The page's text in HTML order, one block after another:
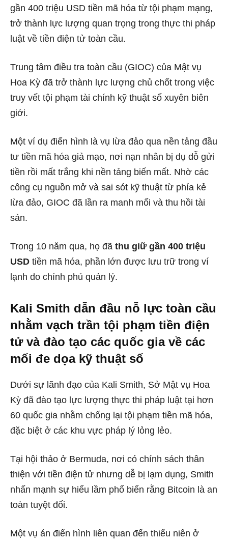
gần 400 triệu USD tiền mã hóa từ tội phạm mạng,
trở thành lực lượng quan trọng trong thực thi pháp
luật về tiền điện tử toàn cầu.
Trung tâm điều tra toàn cầu (GIOC) của Mật vụ
Hoa Kỳ đã trở thành lực lượng chủ chốt trong việc
truy vết tội phạm tài chính kỹ thuật số xuyên biên
giới.
Một ví dụ điển hình là vụ lừa đảo qua nền tảng đầu
tư tiền mã hóa giả mạo, nơi nạn nhân bị dụ dỗ gửi
tiền rồi mất trắng khi nền tảng biến mất. Nhờ các
công cụ nguồn mở và sai sót kỹ thuật từ phía kẻ
lừa đảo, GIOC đã lần ra manh mối và thu hồi tài
sản.
Trong 10 năm qua, họ đã thu giữ gần 400 triệu
USD tiền mã hóa, phần lớn được lưu trữ trong ví
lạnh do chính phủ quản lý.
Kali Smith dẫn đầu nỗ lực toàn cầu
nhằm vạch trần tội phạm tiền điện
tử và đào tạo các quốc gia về các
mối đe dọa kỹ thuật số
Dưới sự lãnh đạo của Kali Smith, Sở Mật vụ Hoa
Kỳ đã đào tạo lực lượng thực thi pháp luật tại hơn
60 quốc gia nhằm chống lại tội phạm tiền mã hóa,
đặc biệt ở các khu vực pháp lý lỏng lẻo.
Tại hội thảo ở Bermuda, nơi có chính sách thân
thiện với tiền điện tử nhưng dễ bị lạm dụng, Smith
nhấn mạnh sự hiểu lầm phổ biến rằng Bitcoin là an
toàn tuyệt đối.
Một vụ án điển hình liên quan đến thiếu niên ở